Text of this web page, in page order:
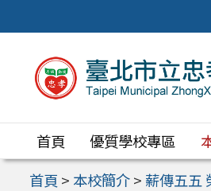
至
區
首頁 優質學校專區
首頁 > 本校簡介> 薪傳五五